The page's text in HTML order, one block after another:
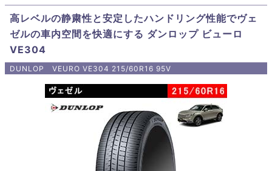
高レベルの静粛性と安定したハンドリング性能でヴェ
ゼルの車内空間を快適にする ダンロップ ビューロ
VE304
DUNLOP VEURO VE304 215/60R16 95V